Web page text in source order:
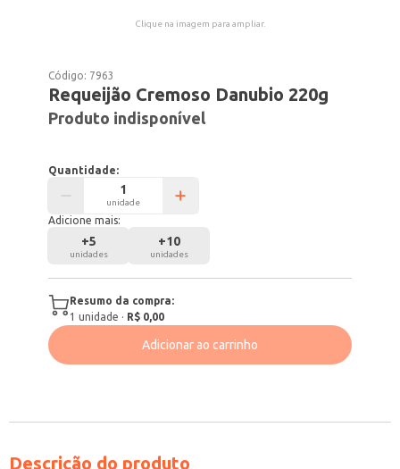
Clique na imagem para ampliar.
Código: 7963
Requeijão Cremoso Danubio 220g
Produto indisponível
Quantidade:
unidade
Adicione mais:
+5
unidades
+10
unidades
Resumo da compra:
1 unidade · R$ 0,00
Adicionar ao carrinho
Descrição do produto